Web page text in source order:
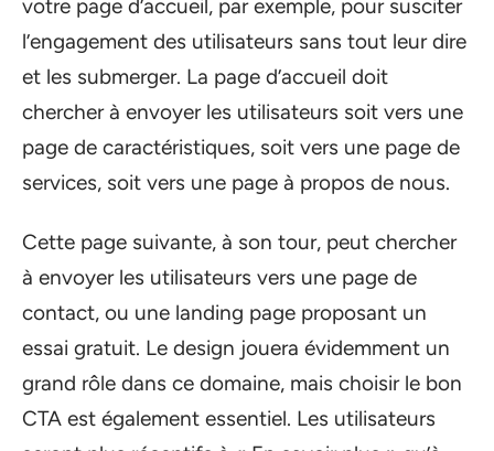
votre page d’accueil, par exemple, pour susciter
l’engagement des utilisateurs sans tout leur dire
et les submerger. La page d’accueil doit
chercher à envoyer les utilisateurs soit vers une
page de caractéristiques, soit vers une page de
services, soit vers une page à propos de nous.
Cette page suivante, à son tour, peut chercher
à envoyer les utilisateurs vers une page de
contact, ou une landing page proposant un
essai gratuit. Le design jouera évidemment un
grand rôle dans ce domaine, mais choisir le bon
CTA est également essentiel. Les utilisateurs